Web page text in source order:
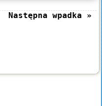
Następna wpadka »